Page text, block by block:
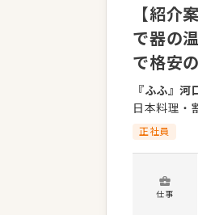
【紹介
で器の
で格安
『ふふ』河
日本料理・
正社員
仕事